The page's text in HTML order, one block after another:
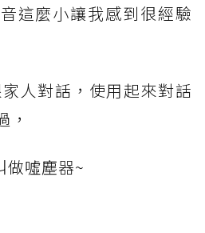
這麼小讓我感到很經驗
人對話，使用起來對話
，
做噓塵器~